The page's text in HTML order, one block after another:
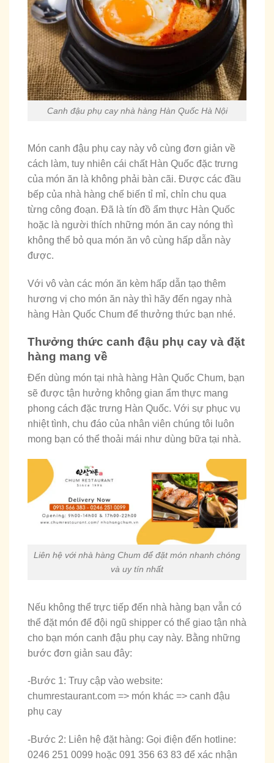
Canh đậu phụ cay nhà hàng Hàn Quốc Hà Nội
Món canh đậu phụ cay này vô cùng đơn giản về
cách làm, tuy nhiên cái chất Hàn Quốc đặc trưng
của món ăn là không phải bàn cãi. Được các đầu
bếp của nhà hàng chế biến tỉ mỉ, chỉn chu qua
từng công đoạn. Đã là tín đồ ẩm thực Hàn Quốc
hoặc là người thích những món ăn cay nóng thì
không thể bỏ qua món ăn vô cùng hấp dẫn này
được.
Với vô vàn các món ăn kèm hấp dẫn tạo thêm
hương vị cho món ăn này thì hãy đến ngay nhà
hàng Hàn Quốc Chum để thưởng thức bạn nhé.
Thưởng thức canh đậu phụ cay và đặt
hàng mang về
Đến dùng món tại nhà hàng Hàn Quốc Chum, bạn
sẽ được tận hưởng không gian ẩm thực mang
phong cách đặc trưng Hàn Quốc. Với sự phục vụ
nhiệt tình, chu đáo của nhân viên chúng tôi luôn
mong bạn có thể thoải mái như dùng bữa tại nhà.
Liên hệ với nhà hàng Chum để đặt món nhanh chóng
và uy tín nhất
Nếu không thể trực tiếp đến nhà hàng bạn vẫn có
thể đặt món để đội ngũ shipper có thể giao tận nhà
cho bạn món canh đậu phụ cay này. Bằng những
bước đơn giản sau đây:
-Bước 1: Truy cập vào website:
chumrestaurant.com => món khác => canh đậu
phụ cay
-Bước 2: Liên hệ đặt hàng: Gọi điện đến hotline:
0246 251 0099 hoặc 091 356 63 83 để xác nhận